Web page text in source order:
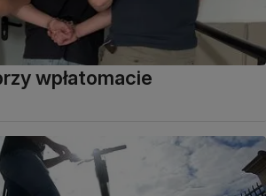
wpłatomacie